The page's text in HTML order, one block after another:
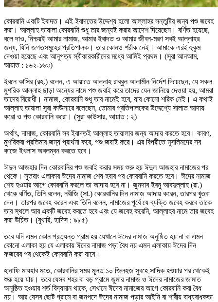
কোরবানি একটি ইবাদত। এই ইবাদতের উদ্দেশ্য হলো আল্লাহর সন্তুষ্টির জন্য পশু জবেহ
করা। আল্লাহ তায়ালা কোরবানি শুধু তার জন্যই করার আদেশ দিয়েছেন। বর্ণিত হয়েছে,
বলে দাও, নিশ্চয়ই আমার নামাজ, আমার ইবাদত ও আমার জীবন-মরণ সবই আল্লাহর
জন্য, যিনি জগতসমূহের প্রতিপালক। তার কোনও শরীক নেই। আমাকে এরই হুকুম
দেওয়া হয়েছে এবং আনুগত্য স্বীকারকারীদের মধ্যে আমিই প্রথম। (সুরা আনআম,
আয়াত : ১৬২-১৬৩)
ইবনে কাসির (রহ.) বলেন, এ আয়াতে আল্লাহ রাব্বুল আলামীন নির্দেশ দিয়েছেন, যে সকল
মুশরিক আল্লাহ ছাড়া অন্যের নামে পশু জবাই করে তাদের যেন জানিয়ে দেওয়া হয়, আমরা
তাদের বিরোধী। নামাজ, কোরবানি শুধু তার নামেই হবে, যার কোনো শরিক নেই। এ কথাই
আল্লাহ তায়ালা সূরা কাউসারে বলেছেন, তোমার প্রতিপালকের উদ্দেশ্যে সালাত আদায়
করো ও পশু কোরবানি করো। (সুরা কাউসার, আয়াত : ২)
অর্থাৎ, নামাজ, কোরবানি সব ইবাদতই আল্লাহ তায়ালার জন্য আদায় করতে হবে। কারণ,
মুশরিকরা প্রতিমার জন্য প্রার্থনা করে, পশু জবাই করে। এর বিপরীতে মুসলিমদের সব
কাজে ইখলাস অবলম্বন করতে হবে।
ঈদুল আজহার দিন কোরবানির পশু জবাই করার সময় শুরু হয় ঈদুল আজহার নামাজের পর
থেকে। সুতরাং এলাকার ঈদের নামাজ শেষ হবার পর কোরবানি করতে হবে। ঈদের নামাজ
শেষ হওয়ার আগে কোরবানি করলে তা আদায় হবে না। জুনদাব ইবনু আবদুল্লাহ (রা.)
থেকে বর্ণিত, তিনি বলেন, নবীজি (সা.) কোরবানির দিন নামাজ আদায় করেন, তারপর খুতবা
দেন। তারপর জবেহ করেন এবং তিনি বলেন, নামাজের পূর্বে যে ব্যক্তি জবেহ করবে তাকে
তার স্থলে আর একটি জবেহ করতে হবে এবং যে জবেহ করেনি, আল্লাহর নামে তার জবেহ
করা উচিত। (বুখারি, হাদিস : ৯৮৫)
তবে যদি এমন কোন প্রত্যন্ত গ্রাম হয় যেখানে ঈদের নামাজ অনুষ্ঠিত হয় না বা এমন
কোনো এলাকা হয় যে এলাকায় ঈদের নামাজ পড়া বৈধ নয় এমন এলাকায় ঈদের দিন
ফজরের পর থেকেই কোরবানি করা যাবে।
হানাফি মাযহাব মতে, কোরবানির সময় মূলত ১০ জিলহজ সুবহে সাদিক হওয়ার পর থেকেই
শুরু হয়ে যায়। তবে যেসব শহর বা বড় গ্রামে জুমার নামাজ ও ঈদের নামাজের জামাত
অনুষ্ঠিত হওয়ার শর্ত বিদ্যমান থাকে, সেখানে ঈদের নামাজের আগে কোরবানি করা বৈধ
নয়। আর যেসব ছোট গ্রামে বা জনপদে ঈদের নামাজ পড়ার আইনি বা শারীয় বাধ্যবাধকতা